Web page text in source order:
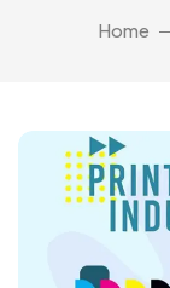
Home